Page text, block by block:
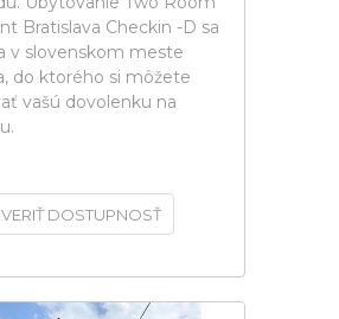
Bratislava Checkin -D sa
v slovenskom meste
do ktorého si môžete
vašú dovolenku na
DOSTUPNOSŤ